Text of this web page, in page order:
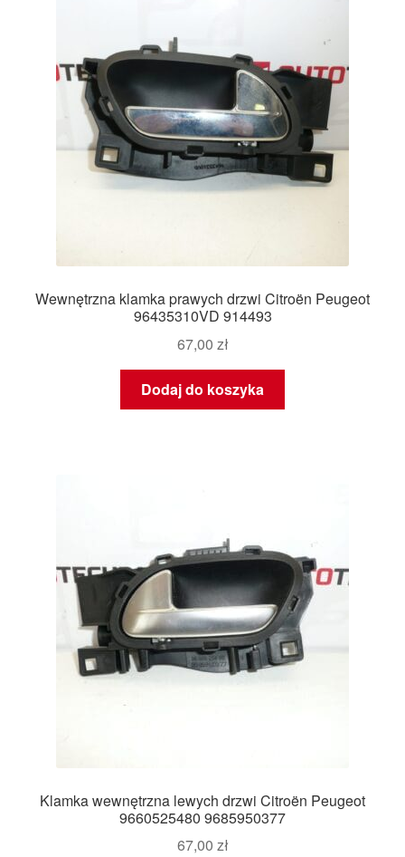
Wewnętrzna klamka prawych drzwi Citroën Peugeot
96435310VD 914493
67,00 zł
Dodaj do koszyka
Klamka wewnętrzna lewych drzwi Citroën Peugeot
9660525480 9685950377
67,00 zł